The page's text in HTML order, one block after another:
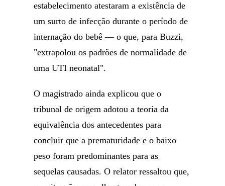
estabelecimento atestaram a existência de
um surto de infecção durante o período de
internação do bebê — o que, para Buzzi,
"extrapolou os padrões de normalidade de
uma UTI neonatal".
O magistrado ainda explicou que o
tribunal de origem adotou a teoria da
equivalência dos antecedentes para
concluir que a prematuridade e o baixo
peso foram predominantes para as
sequelas causadas. O relator ressaltou que,